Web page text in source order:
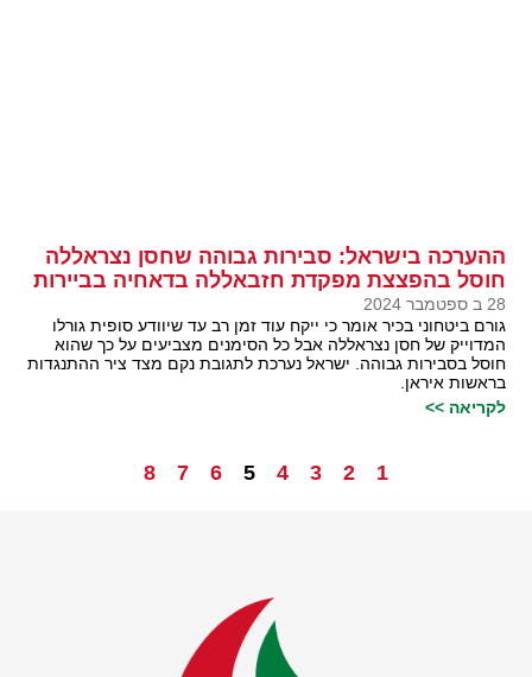
ההערכה בישראל: סבירות גבוהה שחסן נצראללה
חוסל בהפצצת מפקדת חזבאללה בדאחיה בביירות
28 ב ספטמבר 2024
גורם ביטחוני בכיר אומר כי ייקח עוד זמן רב עד שיוודע סופית גורלו
המדוייק של חסן נצראללה אבל כל הסימנים מצביעים על כך שהוא
חוסל בסבירות גבוהה. ישראל נערכת לתגובת נקם מצד ציר ההתנגדות
בראשות איראן.
לקריאה >>
1
2
3
4
5
6
7
8